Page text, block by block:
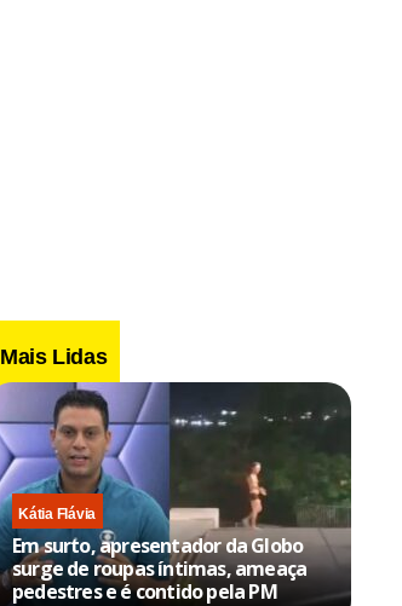
Mais Lidas
Kátia Flávia
Em surto, apresentador da Globo
surge de roupas íntimas, ameaça
pedestres e é contido pela PM